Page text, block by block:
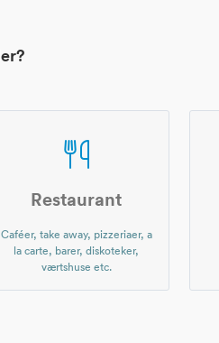
Restaurant
Caféer, take away, pizzeriaer, a
la carte, barer, diskoteker,
værtshuse etc.